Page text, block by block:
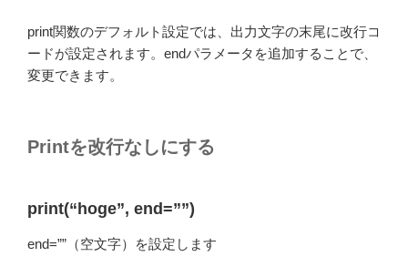
print関数のデフォルト設定では、出力文字の末尾に改行コ
ードが設定されます。endパラメータを追加することで、
変更できます。
Printを改行なしにする
print(“hoge”, end=””)
end=””（空文字）を設定します